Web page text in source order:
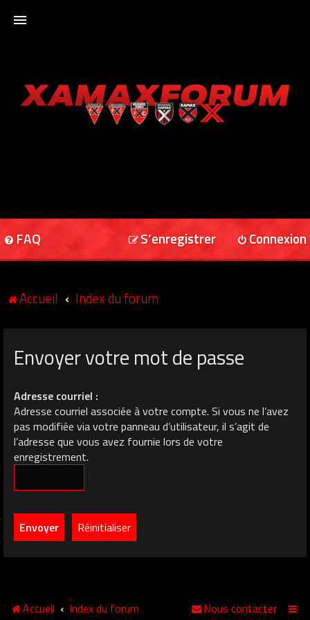
XAMAXFORUM
FAQ Connexion
S’enregistrer
Accueil Index du forum
Envoyer votre mot de passe
Adresse courriel :
Adresse courriel associée à votre compte. Si vous ne l’avez
pas modifiée via votre panneau d’utilisateur, il s’agit de
l’adresse que vous avez fournie lors de votre
enregistrement.
Accueil Index du forum Nous contacter